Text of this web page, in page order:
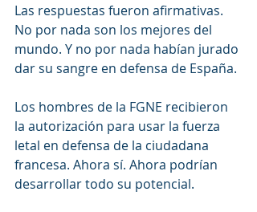
Las respuestas fueron afirmativas.
No por nada son los mejores del
mundo. Y no por nada habían jurado
dar su sangre en defensa de España.
Los hombres de la FGNE recibieron
la autorización para usar la fuerza
letal en defensa de la ciudadana
francesa. Ahora sí. Ahora podrían
desarrollar todo su potencial.